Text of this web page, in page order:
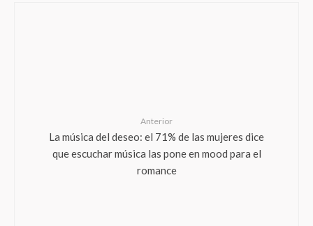
Anterior
La música del deseo: el 71% de las mujeres dice
que escuchar música las pone en mood para el
romance